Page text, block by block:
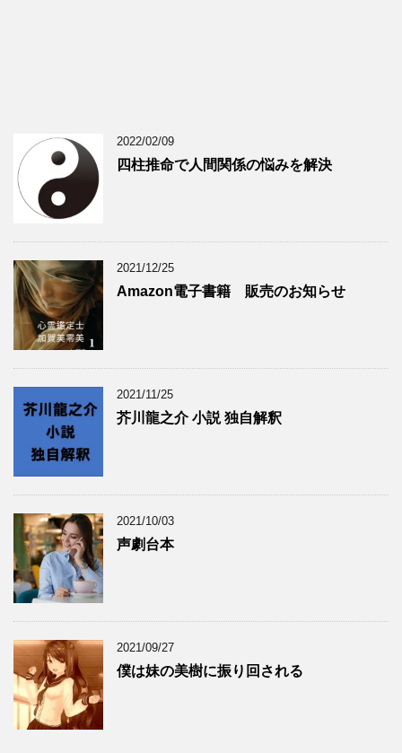
2022/02/09
四柱推命で人間関係の悩みを解決
2021/12/25
Amazon電子書籍 販売のお知らせ
2021/11/25
芥川龍之介 小説 独自解釈
2021/10/03
声劇台本
2021/09/27
僕は妹の美樹に振り回される